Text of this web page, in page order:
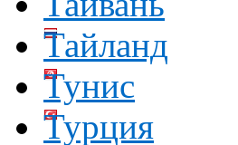
Тайланд
Тунис
Турция